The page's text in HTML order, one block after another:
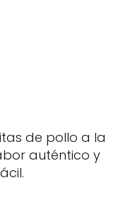
de pollo a la
auténtico y